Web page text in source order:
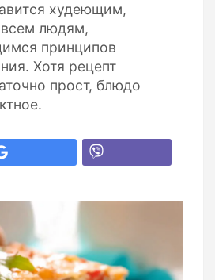
худеющим,
людям,
принципов
Хотя рецепт
прост, блюдо